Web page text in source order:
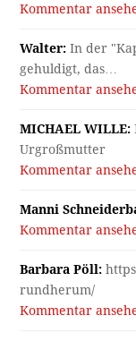
Kommentar
Walter: In der
gehuldigt, das…
Kommentar
MICHAEL WILLE:
Urgroßmutter
Kommentar
Manni
Kommentar
Barbara Pöll:
rundherum/
Kommentar